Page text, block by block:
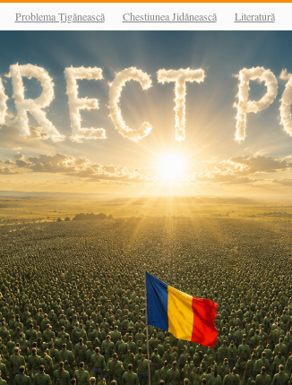
Problema Țigănească Chestiunea Jidănească Literatură